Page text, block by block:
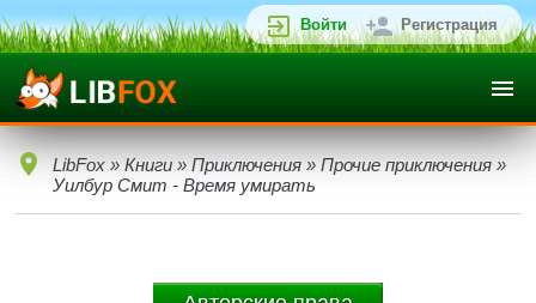
Войти Регистрация
LibFox » Книги » Приключения » Прочие приключения »
Уилбур Смит - Время умирать